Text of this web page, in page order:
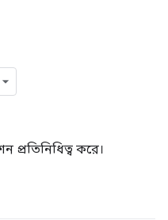
প্রতিনিধিত্ব করে।